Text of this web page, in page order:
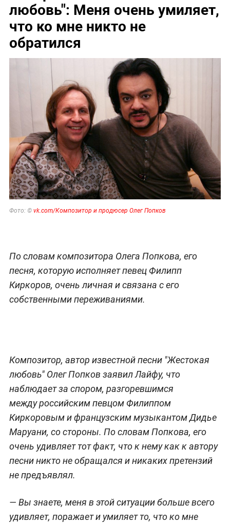
любовь": Меня очень умиляет,
что ко мне никто не
обратился
Фото: © vk.com/Композитор и продюсер Олег Попков
По словам композитора Олега Попкова, его
песня, которую исполняет певец Филипп
Киркоров, очень личная и связана с его
собственными переживаниями.
Композитор, автор известной песни "Жестокая
любовь" Олег Попков заявил Лайфу, что
наблюдает за спором, разгоревшимся
между российским певцом Филиппом
Киркоровым и французским музыкантом Дидье
Маруани, со стороны. По словам Попкова, его
очень удивляет тот факт, что к нему как к автору
песни никто не обращался и никаких претензий
не предъявлял.
— Вы знаете, меня в этой ситуации больше всего
удивляет, поражает и умиляет то, что ко мне